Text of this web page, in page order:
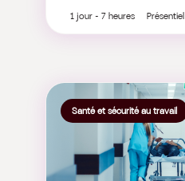
1 jour - 7 heures Présentiel
Santé et sécurité au travail